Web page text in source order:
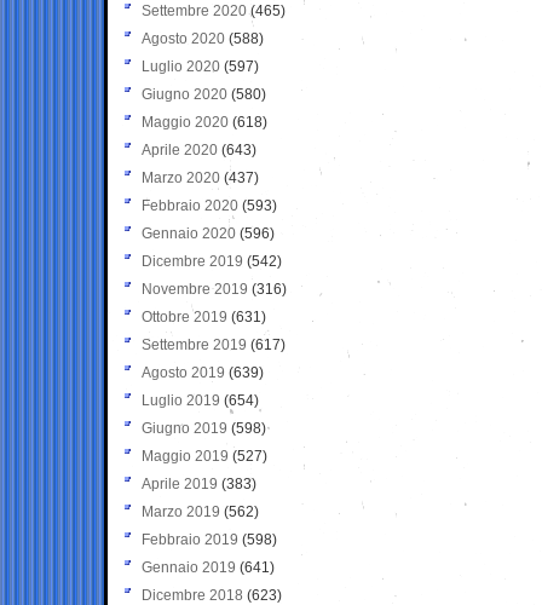
Settembre 2020(465)
Agosto 2020 (588)
Luglio 2020 (597)
Giugno 2020 (580)
Maggio 2020 (618)
Aprile 2020 (643)
Marzo 2020 (437)
Febbraio 2020 (593)
Gennaio 2020 (596)
Dicembre 2019 (542)
Novembre 2019 (316)
Ottobre 2019 (631)
Settembre 2019 (617)
Agosto 2019 (639)
Luglio 2019 (654)
Giugno 2019 (598)
Maggio 2019 (527)
Aprile 2019 (383)
Marzo 2019 (562)
Febbraio 2019 (598)
Gennaio 2019 (641)
Dicembre 2018 (623)